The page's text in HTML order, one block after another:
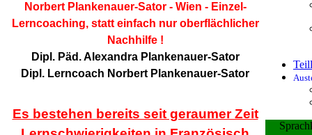
Dipl. Päd. Alexandra Plankenauer-Sator
Dipl. Lerncoach Norbert Plankenauer-Sator
Es bestehen bereits seit geraumer Zeit